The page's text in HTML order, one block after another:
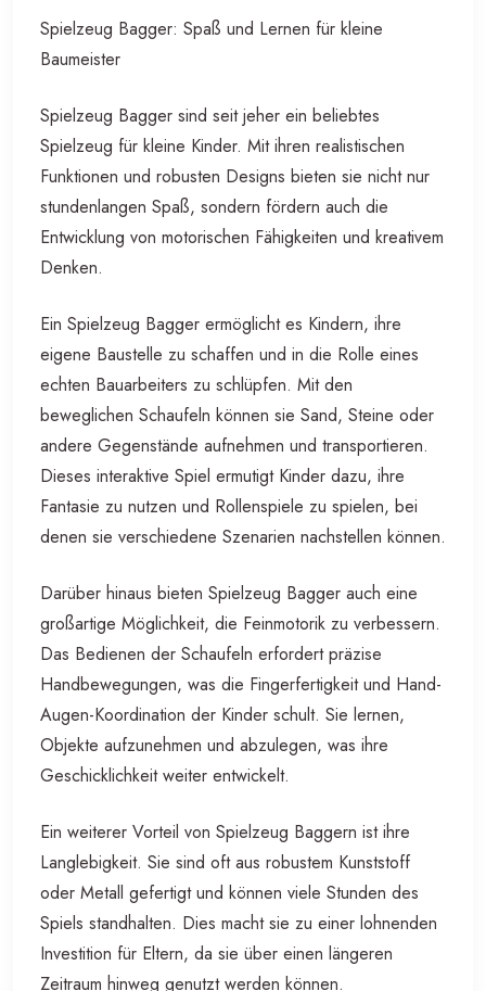
Spielzeug Bagger: Spaß und Lernen für kleine
Baumeister
Spielzeug Bagger sind seit jeher ein beliebtes
Spielzeug für kleine Kinder. Mit ihren realistischen
Funktionen und robusten Designs bieten sie nicht nur
stundenlangen Spaß, sondern fördern auch die
Entwicklung von motorischen Fähigkeiten und kreativem
Denken.
Ein Spielzeug Bagger ermöglicht es Kindern, ihre
eigene Baustelle zu schaffen und in die Rolle eines
echten Bauarbeiters zu schlüpfen. Mit den
beweglichen Schaufeln können sie Sand, Steine oder
andere Gegenstände aufnehmen und transportieren.
Dieses interaktive Spiel ermutigt Kinder dazu, ihre
Fantasie zu nutzen und Rollenspiele zu spielen, bei
denen sie verschiedene Szenarien nachstellen können.
Darüber hinaus bieten Spielzeug Bagger auch eine
großartige Möglichkeit, die Feinmotorik zu verbessern.
Das Bedienen der Schaufeln erfordert präzise
Handbewegungen, was die Fingerfertigkeit und Hand-
Augen-Koordination der Kinder schult. Sie lernen,
Objekte aufzunehmen und abzulegen, was ihre
Geschicklichkeit weiter entwickelt.
Ein weiterer Vorteil von Spielzeug Baggern ist ihre
Langlebigkeit. Sie sind oft aus robustem Kunststoff
oder Metall gefertigt und können viele Stunden des
Spiels standhalten. Dies macht sie zu einer lohnenden
Investition für Eltern, da sie über einen längeren
Zeitraum hinweg genutzt werden können.